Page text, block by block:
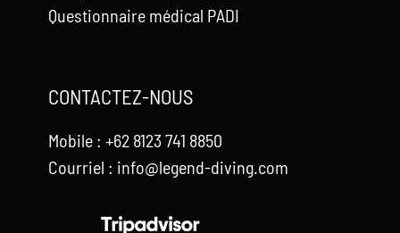
Questionnaire médical PADI
CONTACTEZ-NOUS
Mobile : +62 8123 741 8850
Courriel : info@legend-diving.com